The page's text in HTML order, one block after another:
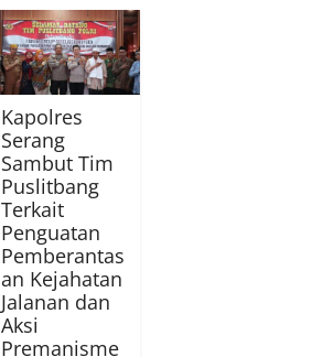
Kapolres
Serang
Sambut Tim
Puslitbang
Terkait
Penguatan
Pemberantas
an Kejahatan
Jalanan dan
Aksi
Premanisme